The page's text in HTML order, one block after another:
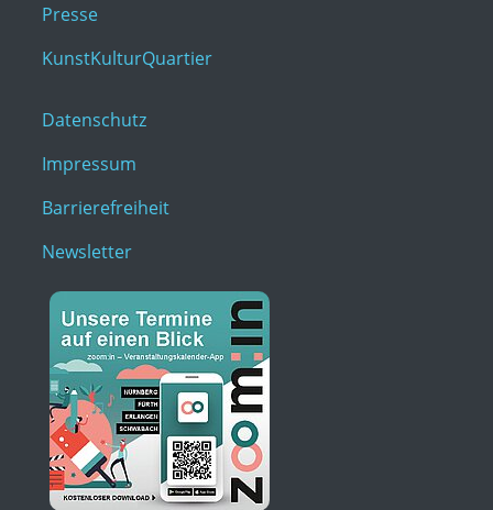
Presse
KunstKulturQuartier
Datenschutz
Impressum
Barrierefreiheit
Newsletter